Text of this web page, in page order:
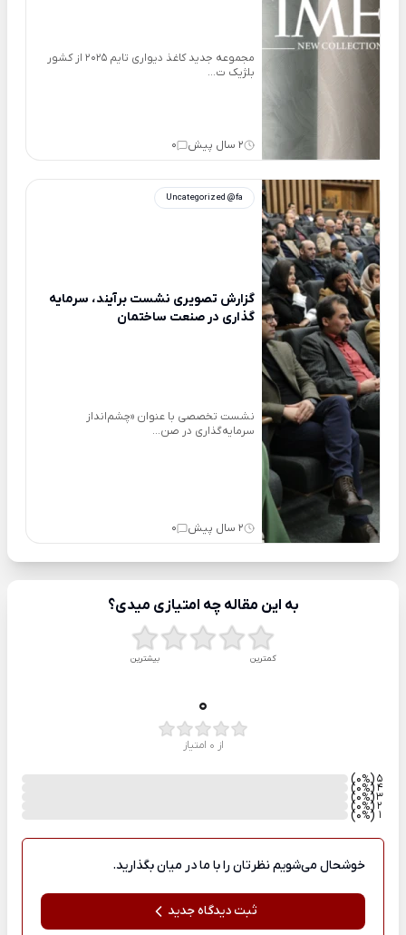
مجموعه جدید کاغذ دیواری تایم 2025 از کشور
بلژیک ت...
2 سال پیش 0
Uncategorized @fa
گزارش تصویری نشست برآیند، سرمایه
گذاری در صنعت ساختمان
نشست تخصصی با عنوان «چشم‌انداز
سرمایه‌گذاری در صن...
2 سال پیش 0
به این مقاله چه امتیازی میدی؟
کمترین بیشترین
0
از 0 امتیاز
5
(0
%
) 4
(0
%
) 3
(0
%
) 2
(0
%
) 1
(0
%
)
خوشحال می‌شویم نظرتان را با ما در میان بگذارید.
ثبت دیدگاه جدید